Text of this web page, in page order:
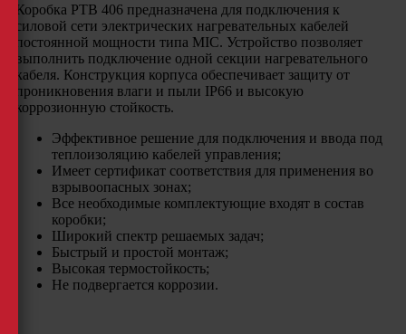
Коробка РТВ 406 предназначена для подключения к
силовой сети электрических нагревательных кабелей
постоянной мощности типа MIC. Устройство позволяет
выполнить подключение одной секции нагревательного
кабеля. Конструкция корпуса обеспечивает защиту от
проникновения влаги и пыли IP66 и высокую
коррозионную стойкость.
Эффективное решение для подключения и ввода под
теплоизоляцию кабелей управления;
Имеет сертификат соответствия для применения во
взрывоопасных зонах;
Все необходимые комплектующие входят в состав
коробки;
Широкий спектр решаемых задач;
Быстрый и простой монтаж;
Высокая термостойкость;
Не подвергается коррозии.